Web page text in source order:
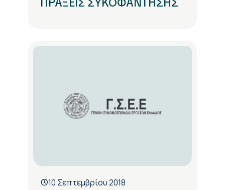
ΠΡΑΞΕΙΣ ΣΥΚΟΦΑΝΤΗΣΗΣ
10 Σεπτεμβρίου 2018